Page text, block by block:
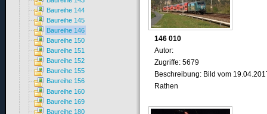
146 010
Autor:
Zugriffe: 5679
Beschreibung: Bild vom
Rathen
Baureihe 144
Baureihe 145
Baureihe 146
Baureihe 150
Baureihe 151
Baureihe 152
Baureihe 155
Baureihe 156
Baureihe 160
Baureihe 169
Baureihe 180